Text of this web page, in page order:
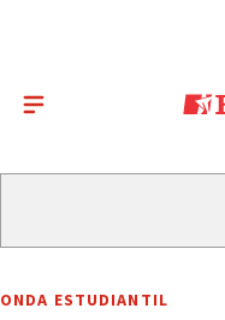
ONDA ESTUDIANTIL